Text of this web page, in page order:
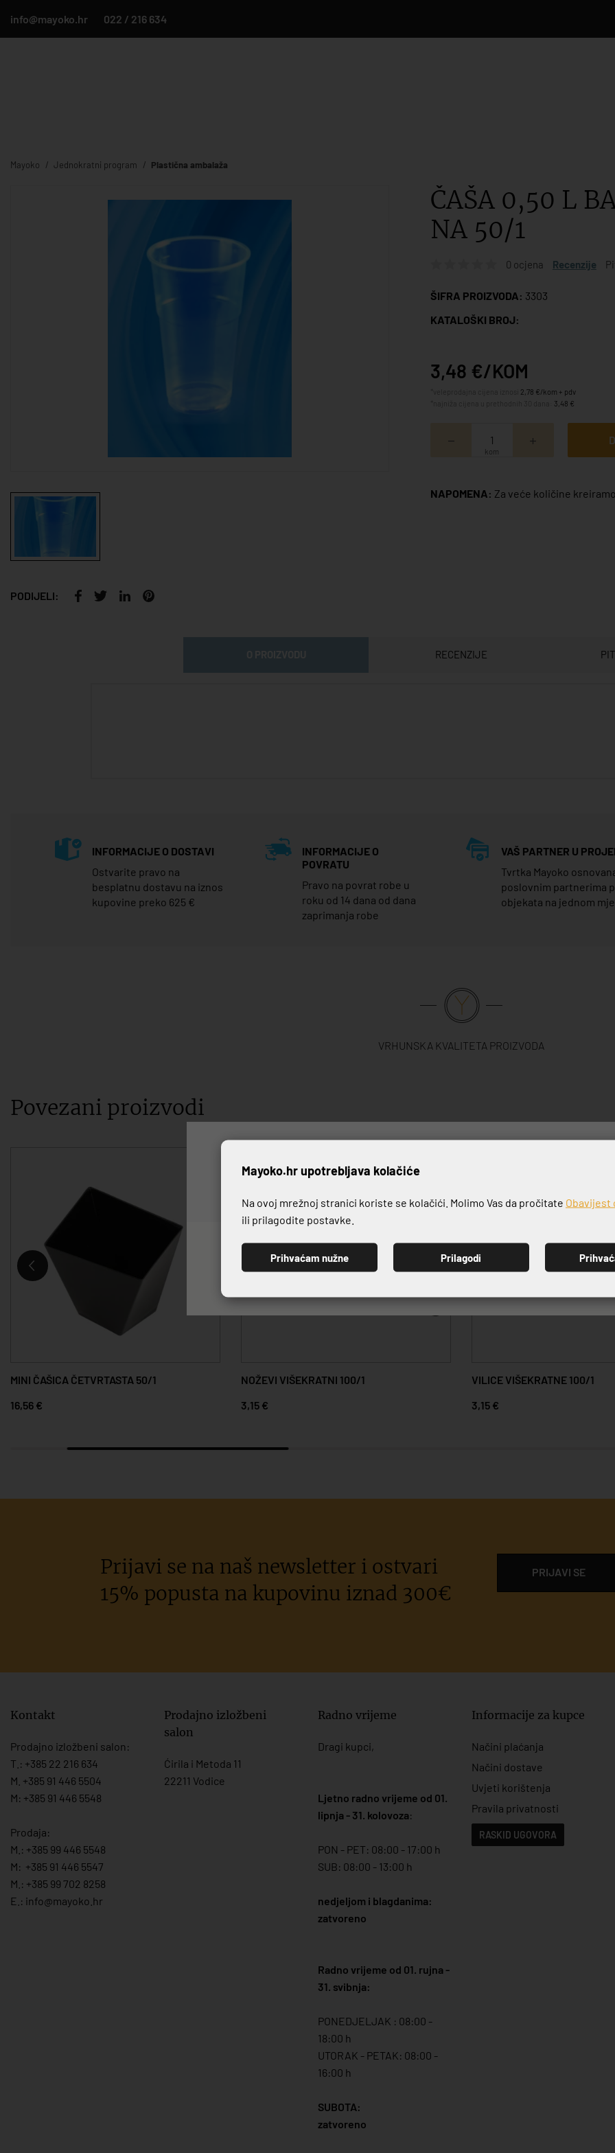
info@mayoko.hr 022 / 216 634
Mayoko Jednokratni program Plastična ambalaža
PODIJELI:
ČAŠA 0,50 L
NA 50/1
0 ocjena Recenzije
ŠIFRA PROIZVODA: 3303
KATALOŠKI BROJ:
3,48 €/KOM
2,78 €/kom + pdv
3,48 €
kom
NAPOMENA: Za veće količine
RECENZIJE
INFORMACIJE O DOSTAVI
Ostvarite pravo na
besplatnu dostavu na iznos
kupovine preko 625 €
INFORMACIJE O
POVRATU
Pravo na povrat robe u
roku od 14 dana od dana
zaprimanja robe
VAŠ PARTNER U
Tvrtka Mayoko
poslovnim partnerima
objekata na jednom
VRHUNSKA KVALITETA PROIZVODA
Povezani proizvodi
MINI ČAŠICA ČETVRTASTA 50/1
16,56 €
NOŽEVI VIŠEKRATNI 100/1
3,15 €
VILICE VIŠEKRATNE 100/1
3,15 €
Prijavi se na naš newsletter i ostvari
15% popusta na kupovinu iznad 300€
PRIJAVI SE
Kontakt
Prodajno izložbeni salon:
T.: +385 22 216 634
M. +385 91 446 5504
M: +385 91 446 5548
Prodaja:
M.: +385 99 446 5548
M: +385 91 446 5547
M.: +385 99 702 8258
E.: info@mayoko. hr
Prodajno izložbeni
salon
Ćirila i Metoda 11
22211 Vodice
Radno vrijeme
Dragi kupci,
Ljetno radno vrijeme od 01.
lipnja - 31. kolovoza:
PON - PET: 08:00 - 17:00 h
SUB: 08:00 - 13:00 h
nedjeljom i blagdanima:
zatvoreno
Radno vrijeme od 01. rujna -
31. svibnja:
PONEDJELJAK : 08:00 -
18:00 h
UTORAK - PETAK: 08:00 -
16:00 h
SUBOTA:
zatvoreno
Informacije za kupce
Načini plaćanja
Načini dostave
Uvjeti korištenja
Pravila privatnosti
RASKID UGOVORA
Prijavite se na naš
PRIJAVI SE
Mayoko.hr upotrebljava kolačiće
Na ovoj mrežnoj stranici koriste se kolačići. Molimo Vas da pročitate Obavijest
ili prilagodite postavke.
Prihvaćam nužne Prilagodi